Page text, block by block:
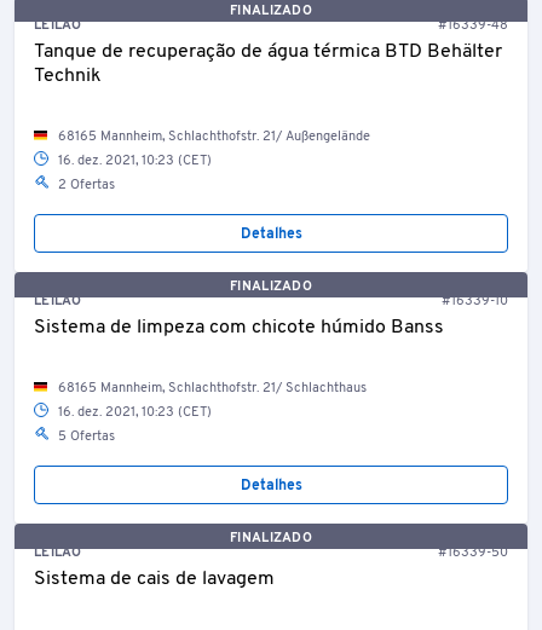
FINALIZADO
LEILÃO
#16339-48
Tanque de recuperação de água térmica BTD Behälter
Technik
68165 Mannheim, Schlachthofstr. 21/ Außengelände
16. dez. 2021, 10:23 (CET)
2 Ofertas
Detalhes
FINALIZADO
LEILÃO
#16339-10
Sistema de limpeza com chicote húmido Banss
68165 Mannheim, Schlachthofstr. 21/ Schlachthaus
16. dez. 2021, 10:23 (CET)
5 Ofertas
Detalhes
FINALIZADO
LEILÃO
#16339-50
Sistema de cais de lavagem